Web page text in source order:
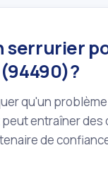
serrurier
qu'un
entraîner
de